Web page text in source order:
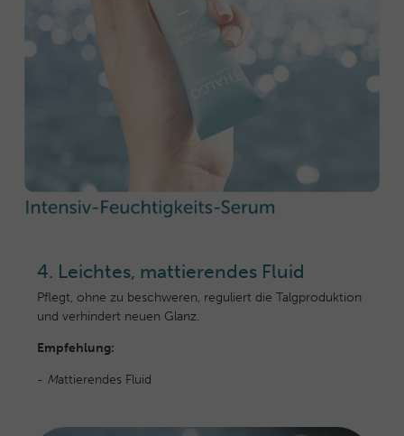
4. Leichtes, mattierendes Fluid
Pflegt, ohne zu beschweren, reguliert die Talgproduktion
und verhindert neuen Glanz.
Empfehlung:
- Mattierendes Fluid